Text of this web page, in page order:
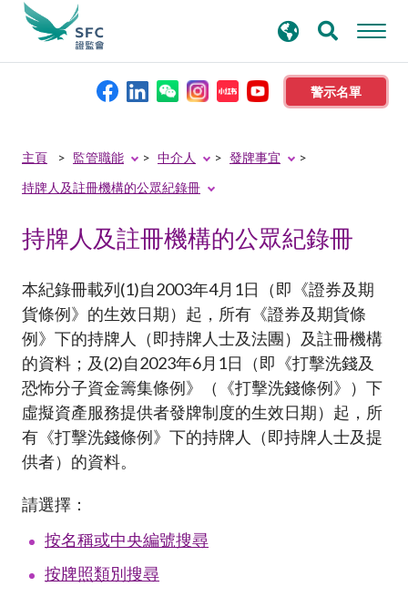
警示名單
本會簡介
資料庫
新聞稿及公布
加入本會
尋
主頁 監管職能 中介人
發牌事宜
持牌人及註冊機構的公眾紀錄冊
持牌人及註冊機構的公眾紀錄冊
本紀錄冊載列(1)自2003年4月1日（即《證券及期
貨條例》的生效日期）起，所有《證券及期貨條
例》下的持牌人（即持牌人士及法團）及註冊機構
的資料；及(2)自2023年6月1日（即《打擊洗錢及
恐怖分子資金籌集條例》（《打擊洗錢條例》）下
虛擬資產服務提供者發牌制度的生效日期）起，所
有《打擊洗錢條例》下的持牌人（即持牌人士及提
供者）的資料。
請選擇：
按名稱或中央編號搜尋
按牌照類別搜尋